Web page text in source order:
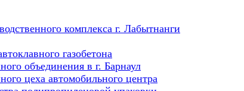
комплекса г. Лабытнанги
газобетона
объединения в г. Барнаул
цеха автомобильного центра